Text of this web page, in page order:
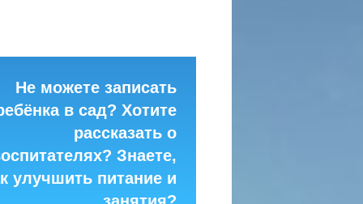
Не можете записать
в сад? Хотите
рассказать о
Знаете,
улучшить питание и